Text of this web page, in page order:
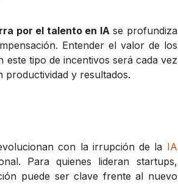
por el talento en IAse profundiza
Entender el valor de los
tipo de incentivos será cada vez
productividad y resultados.
con la irrupción de la IA
Para quienes lideran startups,
puede ser clave frente al nuevo